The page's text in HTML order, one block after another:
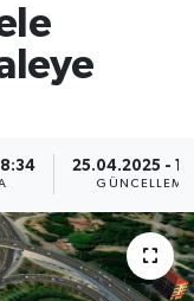
25.04.2025 -
GÜNCELLEME